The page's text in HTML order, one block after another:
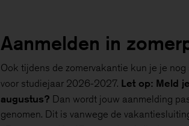
Aanmelden in
Ook tijdens de zomervakantie kun je je
voor studiejaar 2026-2027. Let op: Meld
augustus? Dan wordt jouw aanmelding
genomen. Dit is vanwege de